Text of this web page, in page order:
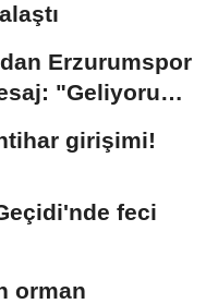
Erzurumspor
"Geliyorum
girişimi!
feci
orman